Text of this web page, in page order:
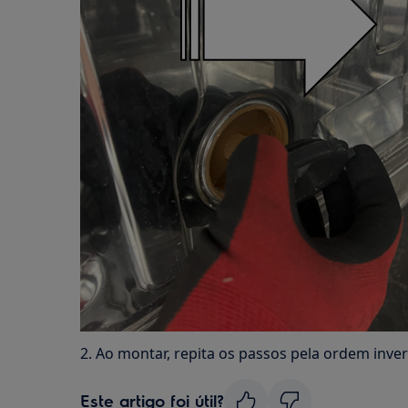
2. Ao montar, repita os passos pela ordem
Este artigo foi útil?